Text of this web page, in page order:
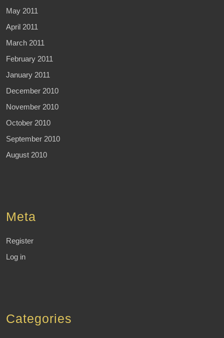
May 2011
April 2011
March 2011
February 2011
January 2011
December 2010
November 2010
October 2010
September 2010
August 2010
Meta
Register
Log in
Categories